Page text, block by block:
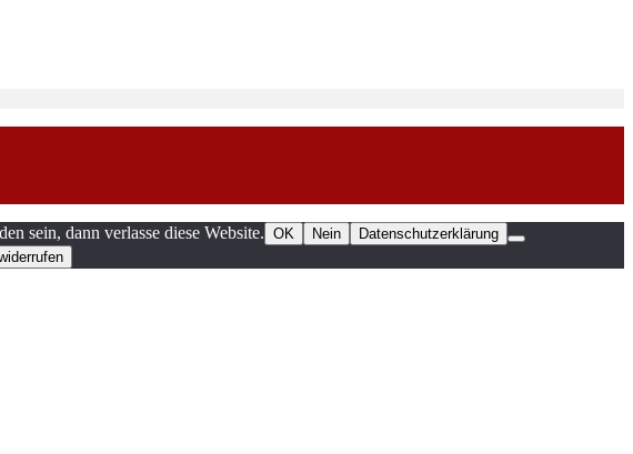
sein, dann verlasse diese Website. OK Nein Datenschutzerklärung